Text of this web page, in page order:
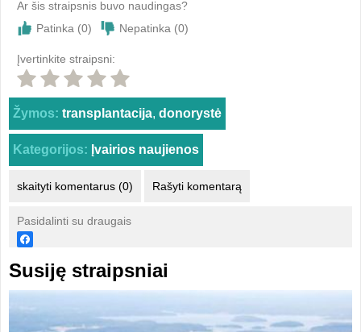
Ar šis straipsnis buvo naudingas?
Patinka (0) Nepatinka (0)
Įvertinkite straipsni:
Žymos: transplantacija, donorystė
Kategorijos: Įvairios naujienos
skaityti komentarus (0) Rašyti komentarą
Pasidalinti su draugais
Susiję straipsniai